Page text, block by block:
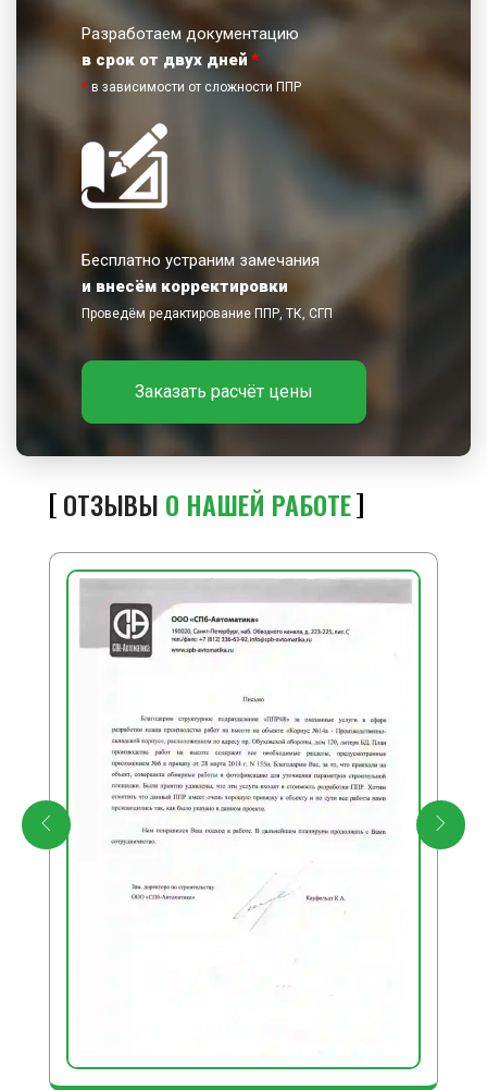
Разработаем документацию
в срок от двух дней *
* в зависимости от сложности ППР
Бесплатно устраним замечания
и внесём корректировки
Проведём редактирование ППР, ТК, СГП
Заказать расчёт цены
ОТЗЫВЫ О НАШЕЙ РАБОТЕ